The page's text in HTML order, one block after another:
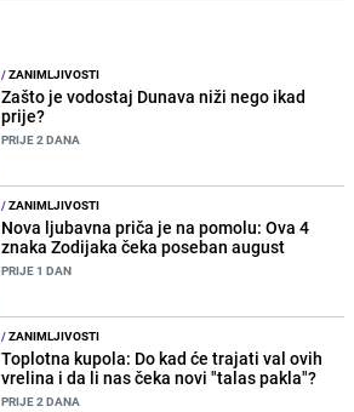
/ZANIMLJIVOSTI
Zašto je vodostaj Dunava niži nego ikad
prije?
PRIJE 2 DANA
/ZANIMLJIVOSTI
Nova ljubavna priča je na pomolu: Ova 4
znaka Zodijaka čeka poseban august
PRIJE 1 DAN
/ZANIMLJIVOSTI
Toplotna kupola: Do kad će trajati val ovih
vrelina i da li nas čeka novi "talas pakla"?
PRIJE 2 DANA